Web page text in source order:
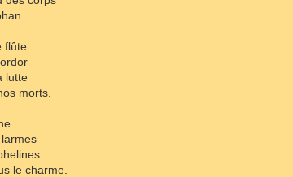
flûte
lutte
morts.
le charme.